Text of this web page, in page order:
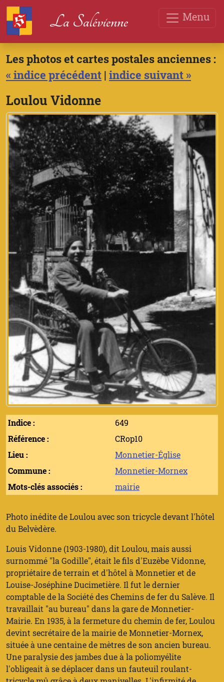
Menu
La Salévienne
Les photos et cartes postales anciennes :
« indice précédent | indice suivant »
Loulou Vidonne
Indice :
649
Référence :
CRop10
Lieu :
Monnetier-Église
Commune :
Monnetier-Mornex
Mots-clés associés :
mairie
Photo inédite de Loulou avec son tricycle devant l'hôtel
du Belvèdère.
Louis Vidonne (1903-1980), dit Loulou, mais aussi
surnommé "la Godille", était le fils d'Euzèbe Vidonne,
propriétaire de terrain et d'hôtel à Monnetier et de
Louise-Joséphine Ducimetière. Il fut le dernier
comptable de la Société des Chemins de fer du Salève. Il
travaillait "au bureau" dans la gare de Monnetier-
Mairie. En 1935, à la fermeture du chemin de fer, Loulou
devint secrétaire de la mairie de Monnetier-Mornex,
située à une centaine de mètres de son ancien bureau.
Une paralysie des jambes due à la poliomyélite
l'obligeait à se déplacer dans un fauteuil roulant-